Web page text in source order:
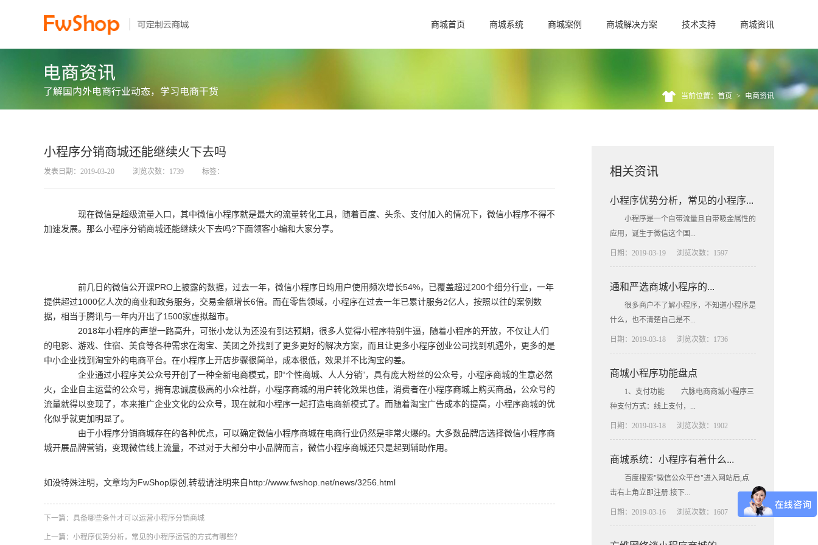
商城首页 商城系统 商城案例 商城解决方案 技术支持 商城资讯
当前位置：首页 > 电商资讯
小程序分销商城还能继续火下去吗
发表日期：2019-03-20 浏览次数：1739 标签：
现在微信是超级流量入口，其中微信小程序就是最大的流量转化工具，随着百度、头条、支付加入的情况下，微信小程序不得不
加速发展。那么小程序分销商城还能继续火下去吗?下面领客小编和大家分享。
前几日的微信公开课PRO上披露的数据，过去一年，微信小程序日均用户使用频次增长54%，已覆盖超过200个细分行业，一年
提供超过1000亿人次的商业和政务服务，交易金额增长6倍。而在零售领域，小程序在过去一年已累计服务2亿人，按照以往的案例数
据，相当于腾讯与一年内开出了1500家虚拟超市。
2018年小程序的声望一路高升，可张小龙认为还没有到达预期，很多人觉得小程序特别牛逼，随着小程序的开放，不仅让人们
的电影、游戏、住宿、美食等各种需求在淘宝、美团之外找到了更多更好的解决方案，而且让更多小程序创业公司找到机遇外，更多的是
中小企业找到淘宝外的电商平台。在小程序上开店步骤很简单，成本很低，效果并不比淘宝的差。
企业通过小程序关公众号开创了一种全新电商模式，即“个性商城、人人分销”，具有庞大粉丝的公众号，小程序商城的生意必然
火，企业自主运营的公众号，拥有忠诚度极高的小众社群，小程序商城的用户转化效果也佳，消费者在小程序商城上购买商品，公众号的
流量就得以变现了，本来推广企业文化的公众号，现在就和小程序一起打造电商新模式了。而随着淘宝广告成本的提高，小程序商城的优
化似乎就更加明显了。
由于小程序分销商城存在的各种优点，可以确定微信小程序商城在电商行业仍然是非常火爆的。大多数品牌店选择微信小程序商
城开展品牌营销，变现微信线上流量，不过对于大部分中小品牌而言，微信小程序商城还只是起到辅助作用。
如没特殊注明，文章均为FwShop原创,转载请注明来自http://www.fwshop.net/news/3256.html
下一篇： 具备哪些条件才可以运营小程序分销商城
上一篇： 小程序优势分析，常见的小程序运营的方式有哪些？
相关资讯
小程序优势分析，常见的小程序...
小程序是一个自带流量且自带吸金属性的
应用，诞生于微信这个国...
日期：2019-03-19 浏览次数：1597
通和严选商城小程序的...
很多商户不了解小程序，不知道小程序是
什么，也不清楚自己是不...
日期：2019-03-18 浏览次数：1736
商城小程序功能盘点
1、支付功能 六脉电商商城小程序三
种支付方式：线上支付，...
日期：2019-03-18 浏览次数：1902
商城系统：小程序有着什么...
百度搜索"微信公众平台"进入网站后,点
击右上角立即注册.接下...
日期：2019-03-16 浏览次数：1607